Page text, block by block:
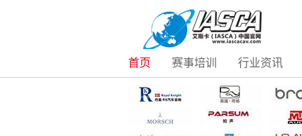
首页 赛事培训 行业资讯